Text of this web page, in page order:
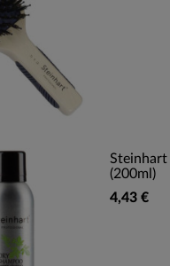
Steinhart
(200ml)
4,43 €